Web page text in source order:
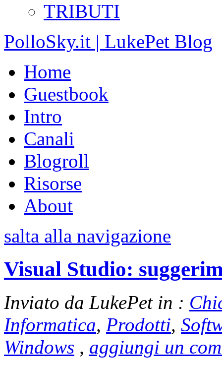
TRIBUTI
PolloSky.it | LukePet Blog
Home
Guestbook
Intro
Canali
Blogroll
Risorse
About
salta alla navigazione
Visual Studio:
Inviato da LukePet in :
Informatica, Prodotti,
Windows , aggiungi un